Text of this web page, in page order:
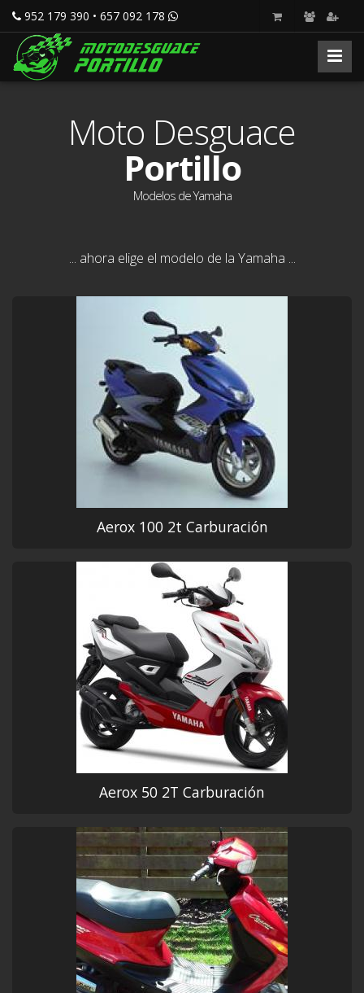
952 179 390 • 657 092 178
Moto Desguace
Portillo
Modelos de Yamaha
... ahora elige el modelo de la Yamaha ...
Aerox 100 2t Carburación
Aerox 50 2T Carburación